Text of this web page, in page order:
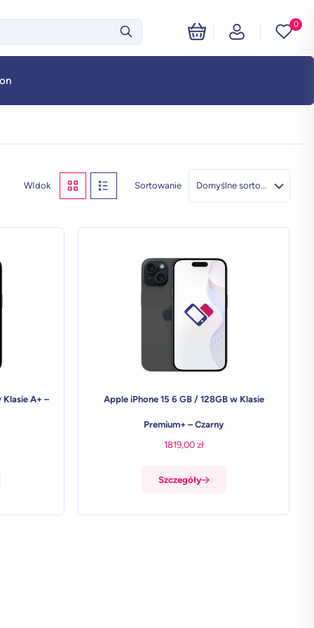
0
Klasie A+ – Apple iPhone 15 6 GB / 128GB w Klasie
Premium+ – Czarny
Szczegóły
1819,00 zł